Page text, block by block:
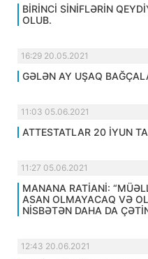
BİRİNCİ SİNİFLƏRİN
OLUB.
16:29 20.05.2021
GƏLƏN AY UŞAQ
11:03 05.06.2021
ATTESTATLAR 20 İYUN
11:27 05.06.2021
MANANA RATİANİ:
ASAN OLMAYACAQ VƏ
NİSBƏTƏN DAHA DA
12:43 20.06.2021